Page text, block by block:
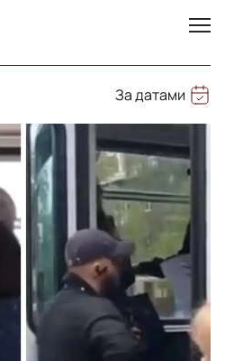
За датами